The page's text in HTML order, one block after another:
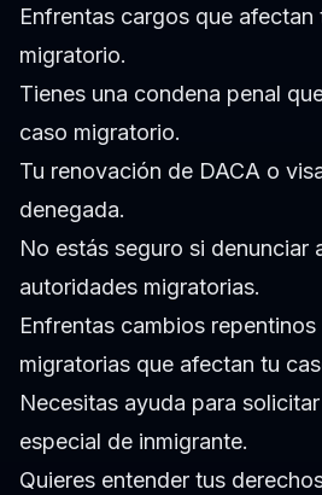
Enfrentas cargos que afectan
migratorio.
Tienes una condena penal
caso migratorio.
Tu renovación de DACA o
denegada.
No estás seguro si denunciar
autoridades migratorias.
Enfrentas cambios
migratorias que afectan tu
Necesitas ayuda para
especial de inmigrante.
Quieres entender tus